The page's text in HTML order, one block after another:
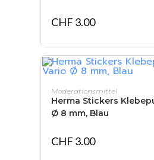
CHF 3.00
IN DEN
Moderationsmittel
Herma Stickers
Ø 8 mm, Blau
CHF 3.00